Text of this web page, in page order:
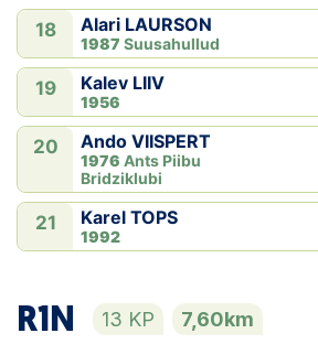
18 Alari LAURSON
1987 Suusahullud
19 Kalev LIIV
1956
20 Ando VIISPERT
1976 Ants Piibu
Bridziklubi
21 Karel TOPS
1992
R1N 13 KP 7,60km